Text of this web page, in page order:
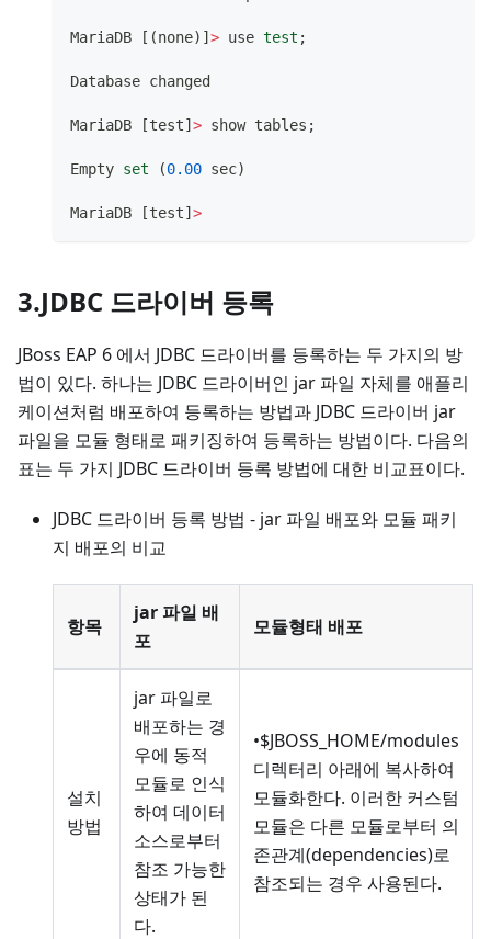
MariaDB [ (none) ]> use test ;
Database changed
MariaDB [test]> show tables ;
Empty set (0.00 sec)
MariaDB [test]>
3.JDBC 드라이버 등록
JBoss EAP 6 에서 JDBC 드라이버를 등록하는 두 가지의 방
법이 있다. 하나는 JDBC 드라이버인 jar 파일 자체를 애플리
케이션처럼 배포하여 등록하는 방법과 JDBC 드라이버 jar
파일을 모듈 형태로 패키징하여 등록하는 방법이다. 다음의
표는 두 가지 JDBC 드라이버 등록 방법에 대한 비교표이다.
JDBC 드라이버 등록 방법 - jar 파일 배포와 모듈 패키
지 배포의 비교
항목
jar 파일 배
포
모듈형태 배포
설치
방법
jar 파일로
배포하는 경
우에 동적
모듈로 인식
하여 데이터
소스로부터
참조 가능한
상태가 된
다.
•$JBOSS_HOME/modules
디렉터리 아래에 복사하여
모듈화한다. 이러한 커스텀
모듈은 다른 모듈로부터 의
존관계(dependencies)로
참조되는 경우 사용된다.